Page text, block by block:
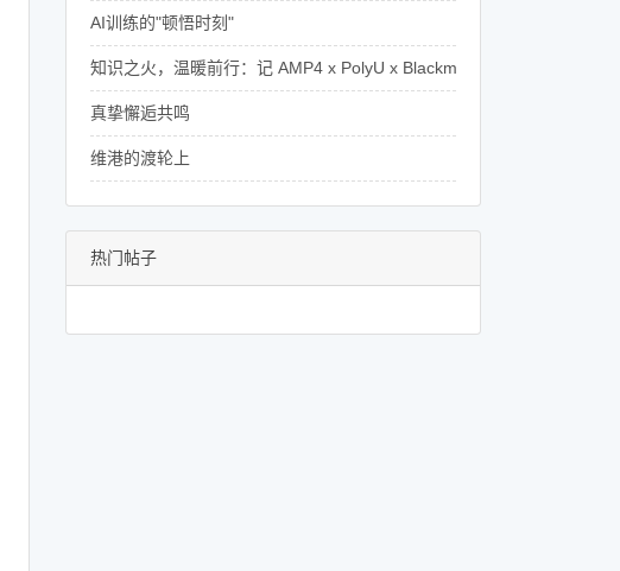
AI训练的"顿悟时刻"
知识之火，温暖前行：记 AMP4 x PolyU x Blackmagic
真挚懈逅共鸣
维港的渡轮上
热门帖子